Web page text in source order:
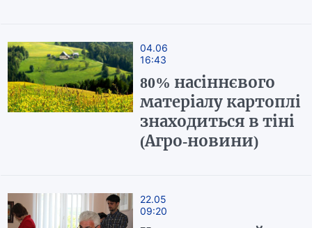
04.06
16:43
80% насіннєвого
матеріалу картоплі
знаходиться в тіні
(Агро-новини)
22.05
09:20